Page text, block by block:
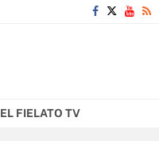
EL FIELATO TV